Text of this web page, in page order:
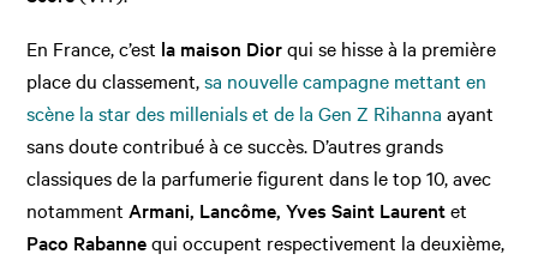
En France, c’est la maison Diorqui se hisse à la première
place du classement,sa nouvelle campagne mettant en
scène la star des millenials et de la Gen Z Rihanna ayant
sans doute contribué à ce succès. D’autres grands
classiques de la parfumerie figurent dans le top 10, avec
notamment Armani, Lancôme, Yves Saint Laurentet
Paco Rabannequi occupent respectivement la deuxième,